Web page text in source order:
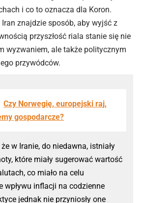
i co to oznacza dla Koron.
Iran znajdzie sposób, aby wyjść z
przyszłość riala stanie się nie
wyzwaniem, ale także politycznym
przywódców.
Czy Norwegię, europejski raj,
gospodarcze?
w Iranie, do niedawna, istniały
które miały sugerować wartość
co miało na celu
wpływu inflacji na codzienne
jednak nie przyniosły one